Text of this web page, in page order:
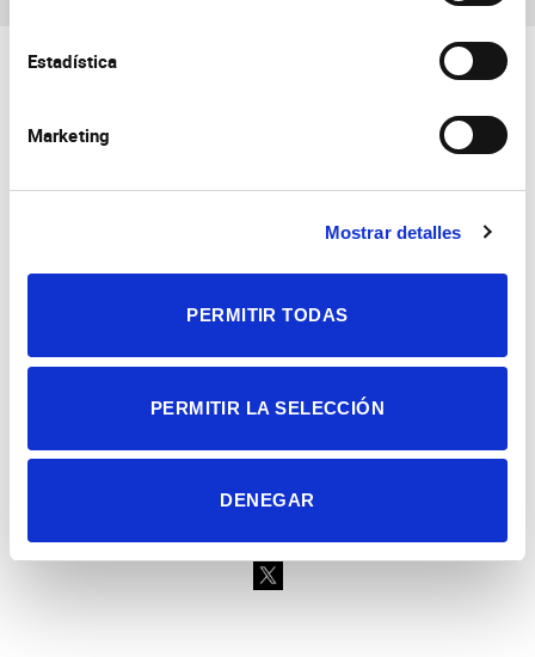
Estadística
Marketing
Mostrar detalles
PERMITIR TODAS
PERMITIR LA SELECCIÓN
DENEGAR
Consejo Superior de Investigaciones Científicas
Contacto
Tel. + 34 965 23 37 00